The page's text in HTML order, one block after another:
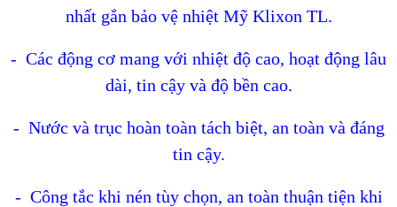
nhất gắn bảo vệ nhiệt Mỹ Klixon TL.
- Các động cơ mang với nhiệt độ cao, hoạt động lâu
dài, tin cậy và độ bền cao.
- Nước và trục hoàn toàn tách biệt, an toàn và đáng
tin cậy.
- Công tắc khi nén tùy chọn, an toàn thuận tiện khi